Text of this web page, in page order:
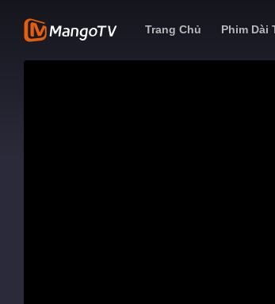
Trang Chủ Phim Dài